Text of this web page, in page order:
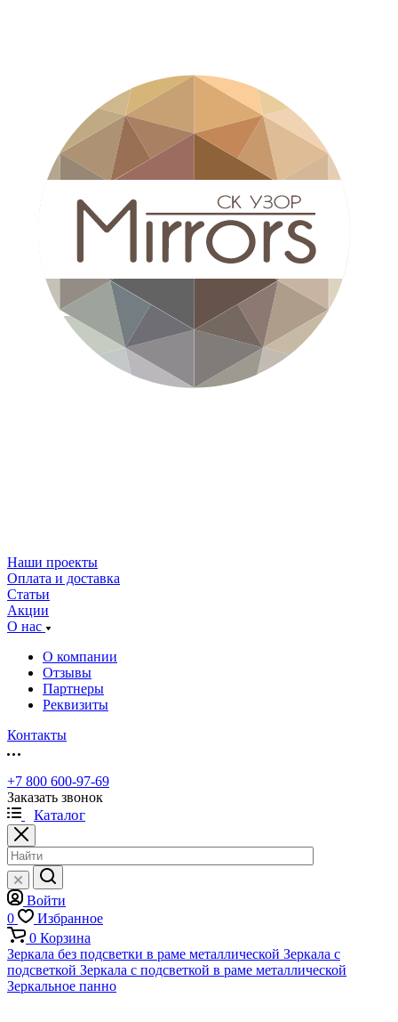
Наши проекты
Оплата и доставка
Статьи
Акции
О нас
О компании
Отзывы
Партнеры
Реквизиты
Контакты
+7 800 600-97-69
Заказать звонок
Каталог
Войти
0
Избранное
0 Корзина
Зеркала без подсветки в раме металлической Зеркала с
подсветкой Зеркала с подсветкой в раме металлической
Зеркальное панно